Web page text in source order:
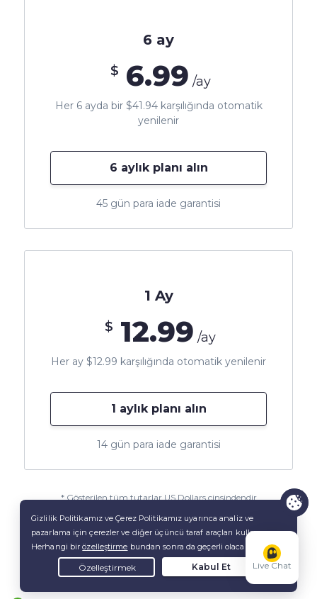
1 Ay
$ 12.99 /ay
Her ay $12.99 karşılığında otomatik yenilenir
1 aylık planı alın
14 gün para iade garantisi
6 ay
$ 6.99 /ay
Her 6 ayda bir $41.94 karşılığında otomatik
yenilenir
6 aylık planı alın
45 gün para iade garantisi
* Gösterilen tüm tutarlar US Dollars cinsindendir
Bir VPN'de Aradığınız Her Şey Live Chat